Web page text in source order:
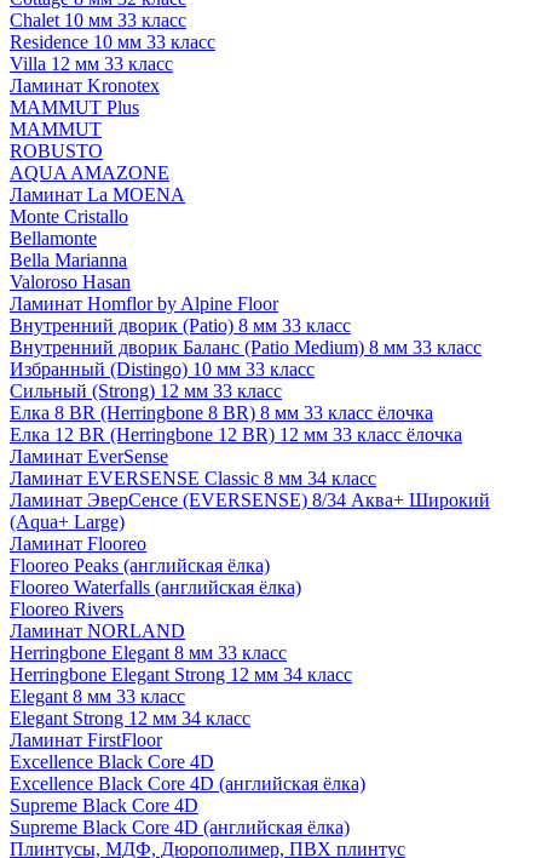
Chalet 10 мм 33 класс
Residence 10 мм 33 класс
Villa 12 мм 33 класс
Ламинат Kronotex
MAMMUT Plus
MAMMUT
ROBUSTO
AQUA AMAZONE
Ламинат La MOENA
Monte Cristallo
Bellamonte
Bella Marianna
Valoroso Hasan
Ламинат Homflor by Alpine Floor
Внутренний дворик (Patio) 8 мм 33 класс
Внутренний дворик Баланс (Patio Medium) 8 мм 33 класс
Избранный (Distingo) 10 мм 33 класс
Сильный (Strong) 12 мм 33 класс
Елка 8 BR (Herringbone 8 BR) 8 мм 33 класс ёлочка
Елка 12 BR (Herringbone 12 BR) 12 мм 33 класс ёлочка
Ламинат EverSense
Ламинат EVERSENSE Classic 8 мм 34 класс
Ламинат ЭверСенсе (EVERSENSE) 8/34 Аква+ Широкий
(Aqua+ Large)
Ламинат Flooreo
Flooreo Peaks (английская ёлка)
Flooreo Waterfalls (английская ёлка)
Flooreo Rivers
Ламинат NORLAND
Herringbone Elegant 8 мм 33 класс
Herringbone Elegant Strong 12 мм 34 класс
Elegant 8 мм 33 класс
Elegant Strong 12 мм 34 класс
Ламинат FirstFloor
Excellence Black Core 4D
Excellence Black Core 4D (английская ёлка)
Supreme Black Core 4D
Supreme Black Core 4D (английская ёлка)
Плинтусы, МДФ, Дюрополимер, ПВХ плинтус